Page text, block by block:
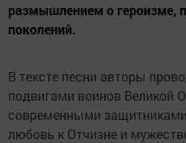
размышлением о героизме,
поколений.
В тексте песни авторы
подвигами воинов Великой
современными
любовь к Отчизне и